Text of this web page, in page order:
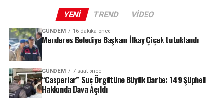
YENI TREND VIDEO
GÜNDEM 16 dakika önce
Menderes Belediye Başkanı İlkay Çiçek tutuklandı
GÜNDEM 7 saat önce
“Casperlar” Suç Örgütüne Büyük Darbe: 149 Şüpheli
Hakkında Dava Açıldı